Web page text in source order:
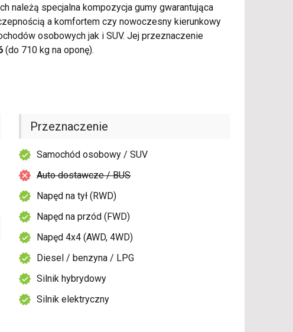
należą specjalna kompozycja gumy gwarantująca
a komfortem czy nowoczesny kierunkowy
osobowych jak i SUV. Jej przeznaczenie
(do 710 kg na oponę).
Przeznaczenie
Samochód osobowy / SUV
Auto dostawcze / BUS
Napęd na tył (RWD)
Napęd na przód (FWD)
Napęd 4x4 (AWD, 4WD)
Diesel / benzyna / LPG
Silnik hybrydowy
Silnik elektryczny